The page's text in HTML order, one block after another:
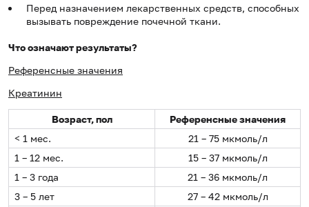
Перед назначением лекарственных средств, способных
вызывать повреждение почечной ткани.
Что означают результаты?
Референсные значения
Креатинин
Возраст, пол
Референсные значения
< 1 мес.
21 – 75 мкмоль/л
1 – 12 мес.
15 – 37 мкмоль/л
1 – 3 года
21 – 36 мкмоль/л
3 – 5 лет
27 – 42 мкмоль/л